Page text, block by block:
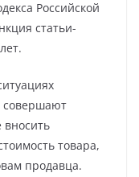
Российской
статьи-
совершают
вносить
товара,
продавца.